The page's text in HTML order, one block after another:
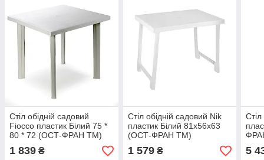
Стіл обідній садовий
Fiocco пластик Білий 75 *
80 * 72 (ОСТ-ФРАН ТМ)
1 839 ₴
Стіл обідній садовий Nik
пластик Білий 81x56x63
(ОСТ-ФРАН ТМ)
1 579₴ 5